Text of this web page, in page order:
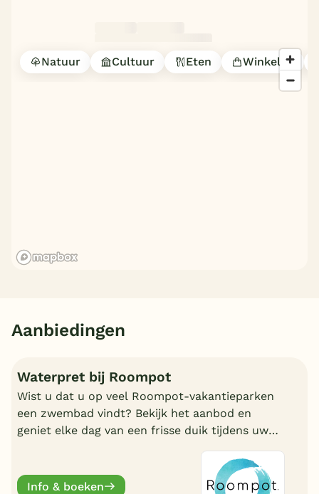
Natuur Cultuur Eten Winkelen
Aanbiedingen
Waterpret bij Roompot
Wist u dat u op veel Roompot-vakantieparken
een zwembad vindt? Bekijk het aanbod en
geniet elke dag van een frisse duik tijdens uw
Info & boeken